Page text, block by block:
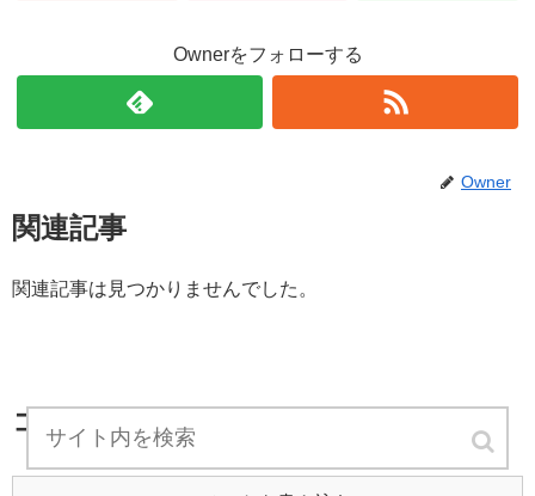
Ownerをフォローする
Owner
関連記事
関連記事は見つかりませんでした。
コメント